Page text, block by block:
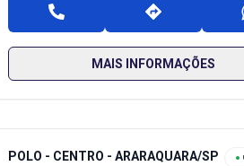
MAIS INFORMAÇÕES
POLO - CENTRO - ARARAQUARA/SP